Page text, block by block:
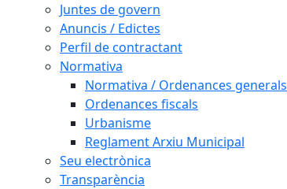
Juntes de govern
Anuncis / Edictes
Perfil de contractant
Normativa
Normativa / Ordenances generals
Ordenances fiscals
Urbanisme
Reglament Arxiu Municipal
Seu electrònica
Transparència